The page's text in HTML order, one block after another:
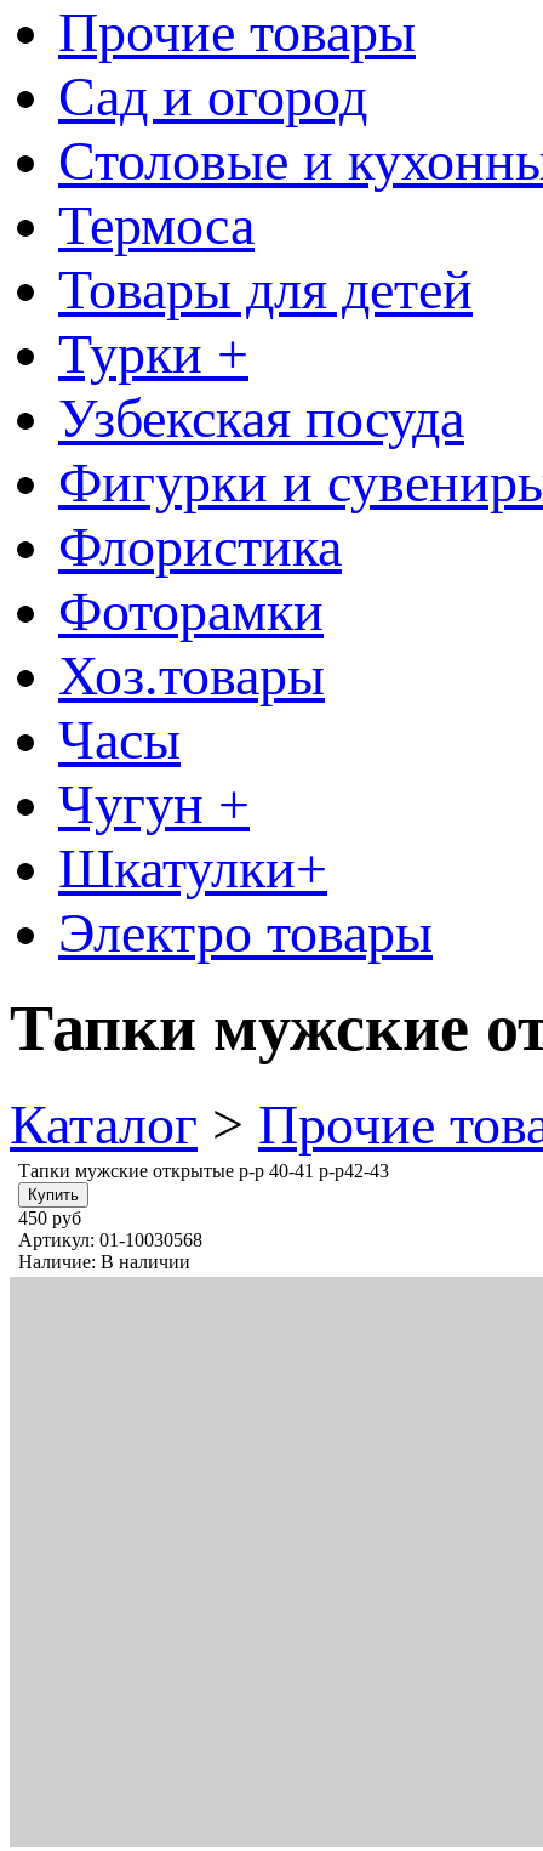
Прочие товары
Сад и огород
Столовые и
Термоса
Товары для детей
Турки +
Узбекская посуда
Фигурки и
Флористика
Фоторамки
Хоз.товары
Часы
Чугун +
Шкатулки+
Электро товары
Тапки мужские
Каталог > Прочие
Тапки мужские открытые р-р 40-41 р-р42-43
450 руб
Артикул: 01-10030568
Наличие: В наличии